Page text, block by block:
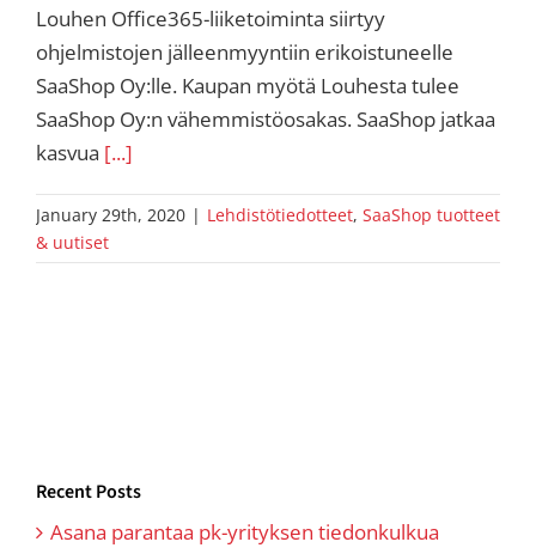
Louhen Office365-liiketoiminta siirtyy
ohjelmistojen jälleenmyyntiin erikoistuneelle
SaaShop Oy:lle. Kaupan myötä Louhesta tulee
SaaShop Oy:n vähemmistöosakas. SaaShop jatkaa
kasvua [...]
January 29th, 2020 | Lehdistötiedotteet, SaaShop tuotteet
& uutiset
Recent Posts
Asana parantaa pk-yrityksen tiedonkulkua